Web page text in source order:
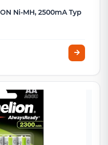
Ni-MH, 2500mA Typ